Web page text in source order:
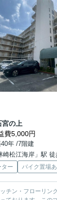
宮の上
費5,000円
年 /7階建
崎松江海岸」駅 徒
ター バイク置場あ
チン・フローリン